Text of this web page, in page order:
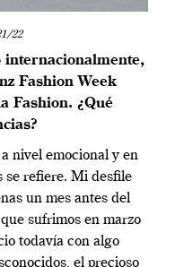
22
internacionalmente,
Fashion Week
Fashion. ¿Qué
nivel emocional y en
se refiere. Mi desfile
un mes antes del
sufrimos en marzo
todavía con algo
el precioso